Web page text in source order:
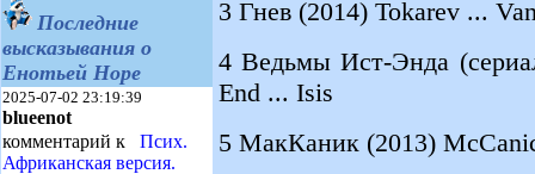
Последние
высказывания о
Енотьей Норе
2025-07-02 23:19:39
blueenot
комментарий к Псих.
Африканская версия.
3 Гнев (2014) Tokarev ...
4 Ведьмы Ист-Энда
End ... Isis
5 МакКаник (2013)